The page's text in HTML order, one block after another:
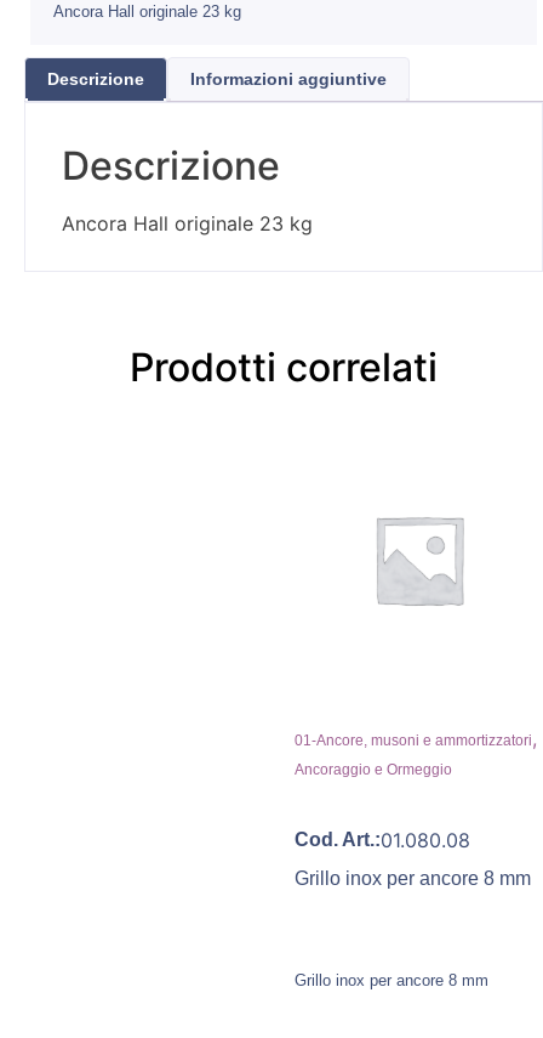
Ancora Hall originale 23 kg
Descrizione Informazioni aggiuntive
Descrizione
Ancora Hall originale 23 kg
Prodotti correlati
01-Ancore, musoni e ammortizzatori,
Ancoraggio e Ormeggio
Cod. Art.:01.080.08
Grillo inox per ancore 8 mm
Grillo inox per ancore 8 mm